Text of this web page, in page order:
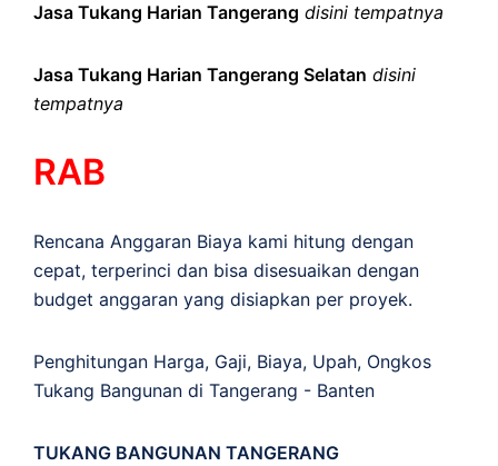
Jasa Tukang Harian Tangerang disini tempatnya
Jasa Tukang Harian Tangerang Selatan disini
tempatnya
RAB
Rencana Anggaran Biaya kami hitung dengan
cepat, terperinci dan bisa disesuaikan dengan
budget anggaran yang disiapkan per proyek.
Penghitungan Harga, Gaji, Biaya, Upah, Ongkos
Tukang Bangunan di Tangerang - Banten
TUKANG BANGUNAN TANGERANG